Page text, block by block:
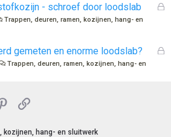
n
n
G
o
- schroef door loodslab
Trappen, deuren, ramen, kozijnen, hang- en
G
gemeten en enorme loodslab?
Trappen, deuren, ramen, kozijnen, hang- en
Pinterest
Link
kozijnen, hang- en sluitwerk